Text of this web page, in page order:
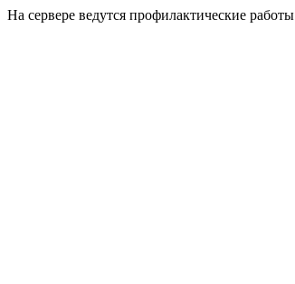
На сервере ведутся профилактические работы